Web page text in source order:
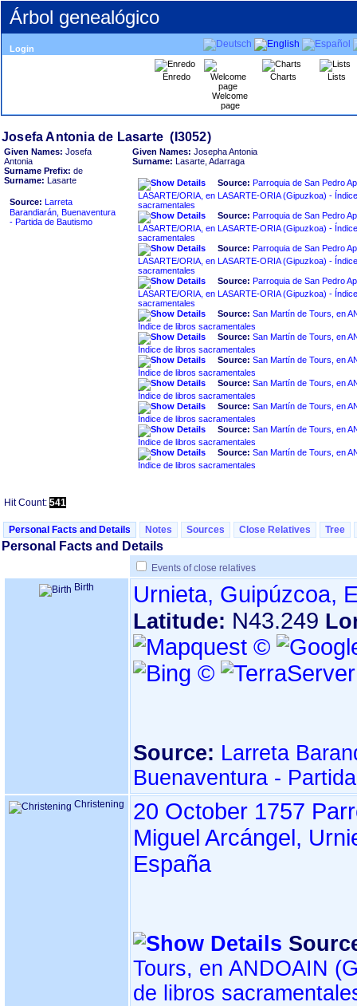
Árbol genealógico
Login
Enredo
Welcome
page
Charts Lists
Josefa Antonia de Lasarte ‏(I3052)‏
Given Names: Josefa
Antonia
Surname Prefix: de
Surname: Lasarte
Source: Larreta
Barandiarán, Buenaventura
- Partida de Bautismo
Given Names: Josepha Antonia
Surname: Lasarte, Adarraga
Source: Parroquia de San Pedro
LASARTE/ORIA, en LASARTE-ORIA ‏(Gipuzkoa)‏ - Índice de libros
sacramentales
Source: Parroquia de San Pedro
LASARTE/ORIA, en LASARTE-ORIA ‏(Gipuzkoa)‏ - Índice de libros
sacramentales
Source: Parroquia de San Pedro
LASARTE/ORIA, en LASARTE-ORIA ‏(Gipuzkoa)‏ - Índice de libros
sacramentales
Source: Parroquia de San Pedro
LASARTE/ORIA, en LASARTE-ORIA ‏(Gipuzkoa)‏ - Índice de libros
sacramentales
Source: San Martín de Tours, en ANDOAIN
Índice de libros sacramentales
Source: San Martín de Tours, en ANDOAIN
Índice de libros sacramentales
Source: San Martín de Tours, en ANDOAIN
Índice de libros sacramentales
Source: San Martín de Tours, en ANDOAIN
Índice de libros sacramentales
Source: San Martín de Tours, en ANDOAIN
Índice de libros sacramentales
Source: San Martín de Tours, en ANDOAIN
Índice de libros sacramentales
Source: San Martín de Tours, en ANDOAIN
Índice de libros sacramentales
Hit Count: 541
Personal Facts and Details Notes Sources Close Relatives Tree
Personal Facts and Details
Events of close relatives
Birth
Urnieta, Guipúzcoa,
Latitude: N43.249
Source: Larreta
Buenaventura -
Christening 20 October 1757
Miguel Arcángel,
España
Tours, en ANDOAIN ‏(Gipuzkoa)‏ - Índice
de libros